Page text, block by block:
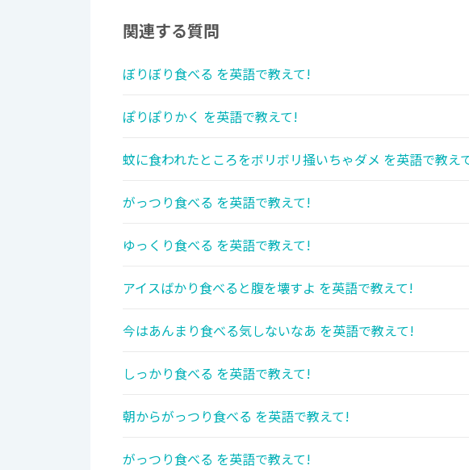
関連する質問
ぼりぼり食べる を英語で教えて!
ぽりぽりかく を英語で教えて!
蚊に食われたところをボリボリ掻いちゃダメ を英語で教え
がっつり食べる を英語で教えて!
ゆっくり食べる を英語で教えて!
アイスばかり食べると腹を壊すよ を英語で教えて!
今はあんまり食べる気しないなあ を英語で教えて!
しっかり食べる を英語で教えて!
朝からがっつり食べる を英語で教えて!
がっつり食べる を英語で教えて!